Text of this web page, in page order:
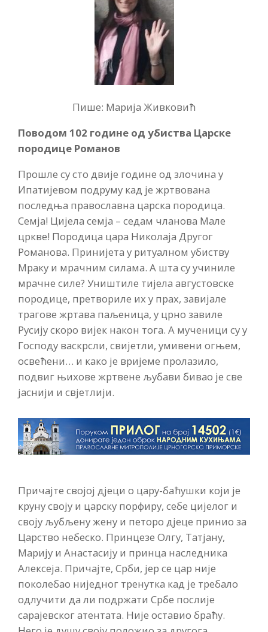
Пише: Марија Живковић
Поводом 102 године од убиства Царске
породице Романов
Прошле су сто двије године од злочина у
Ипатијевом подруму кад је жртвована
последња православна царска породица.
Семја! Цијела семја – седам чланова Мале
цркве! Породица цара Николаја Другог
Романова. Принијета у ритуалном убиству
Мраку и мрачним силама. А шта су учиниле
мрачне силе? Уништиле тијела августовске
породице, претвориле их у прах, завијале
трагове жртава паљеница, у црно завиле
Русију скоро вијек након тога. А мученици су у
Господу васкрсли, свијетли, умивени огњем,
освећени… и како је вријеме пролазило,
подвиг њихове жртвене љубави бивао је све
јаснији и свјетлији.
Причајте својој дјеци о цару-баћушки који је
круну своју и царску порфиру, себе цијелог и
своју љубљену жену и петоро дјеце принио за
Царство небеско. Принцезе Олгу, Татјану,
Марију и Анастасију и принца наследника
Алексеја. Причајте, Срби, јер се цар није
поколебао ниједног тренутка кад је требало
одлучити да ли подржати Србе послије
сарајевског атентата. Није оставио браћу.